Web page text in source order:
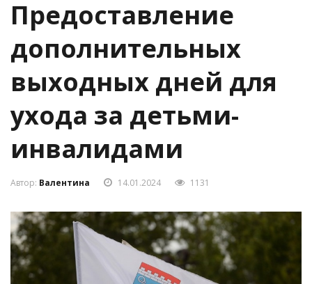
ВОЛХОВ ГЛАВНОЕ СОЦИАЛЬНОЕ
Предоставление
дополнительных
выходных дней для
ухода за детьми-
инвалидами
Автор:Валентина 14.01.2024 1131